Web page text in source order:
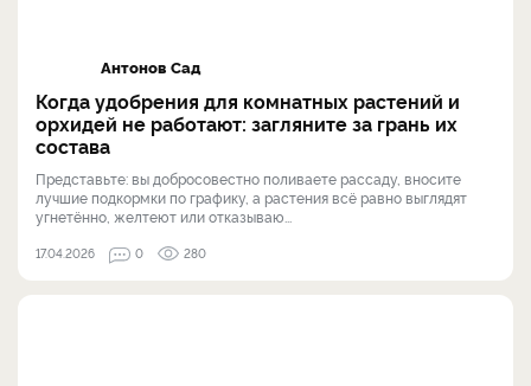
Антонов Сад
Когда удобрения для комнатных растений и
орхидей не работают: загляните за грань их
состава
Представьте: вы добросовестно поливаете рассаду, вносите
лучшие подкормки по графику, а растения всё равно выглядят
угнетённо, желтеют или отказываю...
17.04.2026 0 280